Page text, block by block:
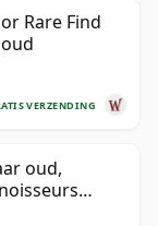
Rare Find
VERZENDING
oud,